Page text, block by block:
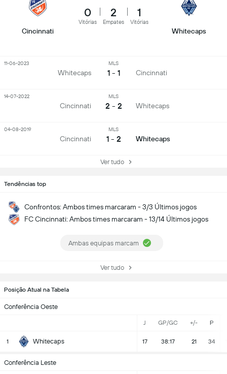
Posição Atual na Tabela
Conferência Oeste
J GP/GC +/- P
1 Whitecaps 17 38:17 21 34
Conferência Leste
Tendências top
Confrontos: Ambos times marcaram - 3/3 Últimos jogos
FC Cincinnati: Ambos times marcaram - 13/14 Últimos jogos
Ambas equipas marcam
Ver tudo
Cincinnati
0
Vitórias
2
Empates
1
Vitórias
Whitecaps
Whitecaps
MLS
1 - 1 Cincinnati
11-06-2023
Cincinnati
MLS
2 - 2 Whitecaps
14-07-2022
Cincinnati
MLS
1 - 2 Whitecaps
04-08-2019
Ver tudo